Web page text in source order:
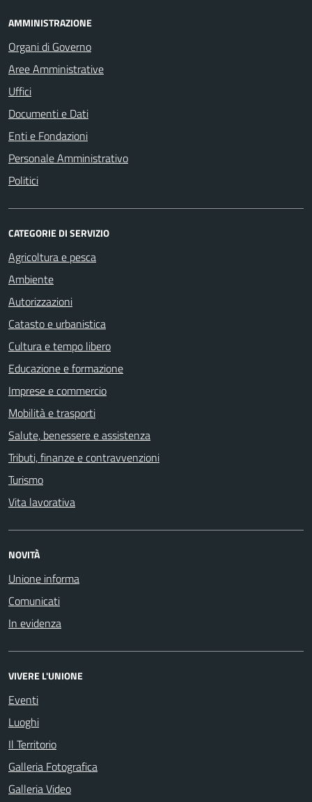
AMMINISTRAZIONE
Organi di Governo
Aree Amministrative
Uffici
Documenti e Dati
Enti e Fondazioni
Personale Amministrativo
Politici
CATEGORIE DI SERVIZIO
Agricoltura e pesca
Ambiente
Autorizzazioni
Catasto e urbanistica
Cultura e tempo libero
Educazione e formazione
Imprese e commercio
Mobilità e trasporti
Salute, benessere e assistenza
Tributi, finanze e contravvenzioni
Turismo
Vita lavorativa
NOVITÀ
Unione informa
Comunicati
In evidenza
VIVERE L'UNIONE
Eventi
Luoghi
Il Territorio
Galleria Fotografica
Galleria Video